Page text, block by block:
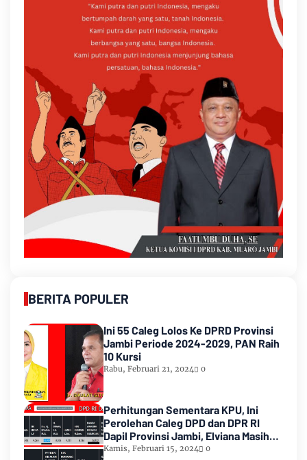
BERITA POPULER
Ini 55 Caleg Lolos Ke DPRD Provinsi
Jambi Periode 2024-2029, PAN Raih
10 Kursi
Rabu, Februari 21, 2024 0
Perhitungan Sementara KPU, Ini
Perolehan Caleg DPD dan DPR RI
Dapil Provinsi Jambi, Elviana Masih
Urutan Kedua Teratas
Kamis, Februari 15, 2024 0